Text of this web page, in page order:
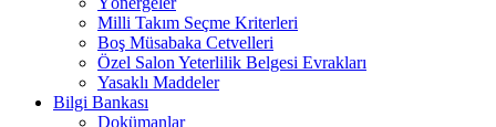
Milli Takım Seçme Kriterleri
Boş Müsabaka Cetvelleri
Özel Salon Yeterlilik Belgesi Evrakları
Yasaklı Maddeler
Bilgi Bankası
Dokümanlar